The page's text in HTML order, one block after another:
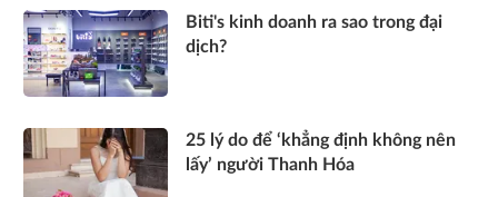
Biti's kinh doanh ra sao trong đại
dịch?
25 lý do để ‘khẳng định không nên
lấy’ người Thanh Hóa